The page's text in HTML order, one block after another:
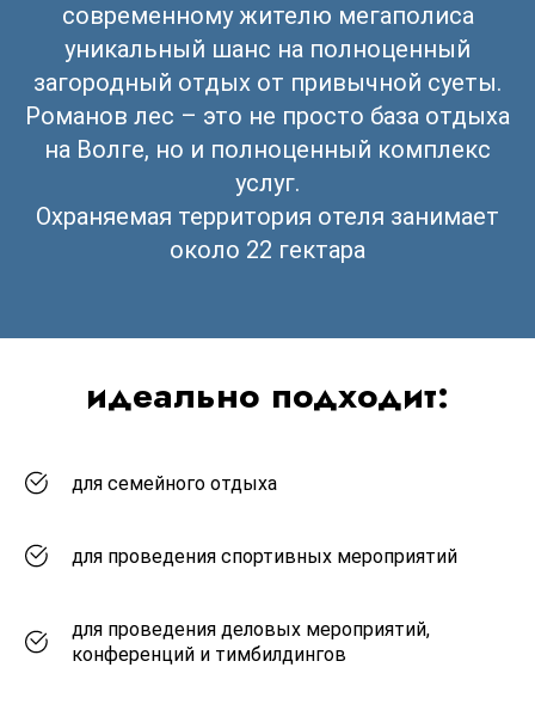
современному жителю мегаполиса
уникальный шанс на полноценный
загородный отдых от привычной суеты.
Романов лес – это не просто база отдыха
на Волге, но и полноценный комплекс
услуг.
Охраняемая территория отеля занимает
около 22 гектара
идеально подходит:
для семейного отдыха
для проведения спортивных мероприятий
для проведения деловых мероприятий,
конференций и тимбилдингов